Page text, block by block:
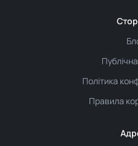
Політика
Правила